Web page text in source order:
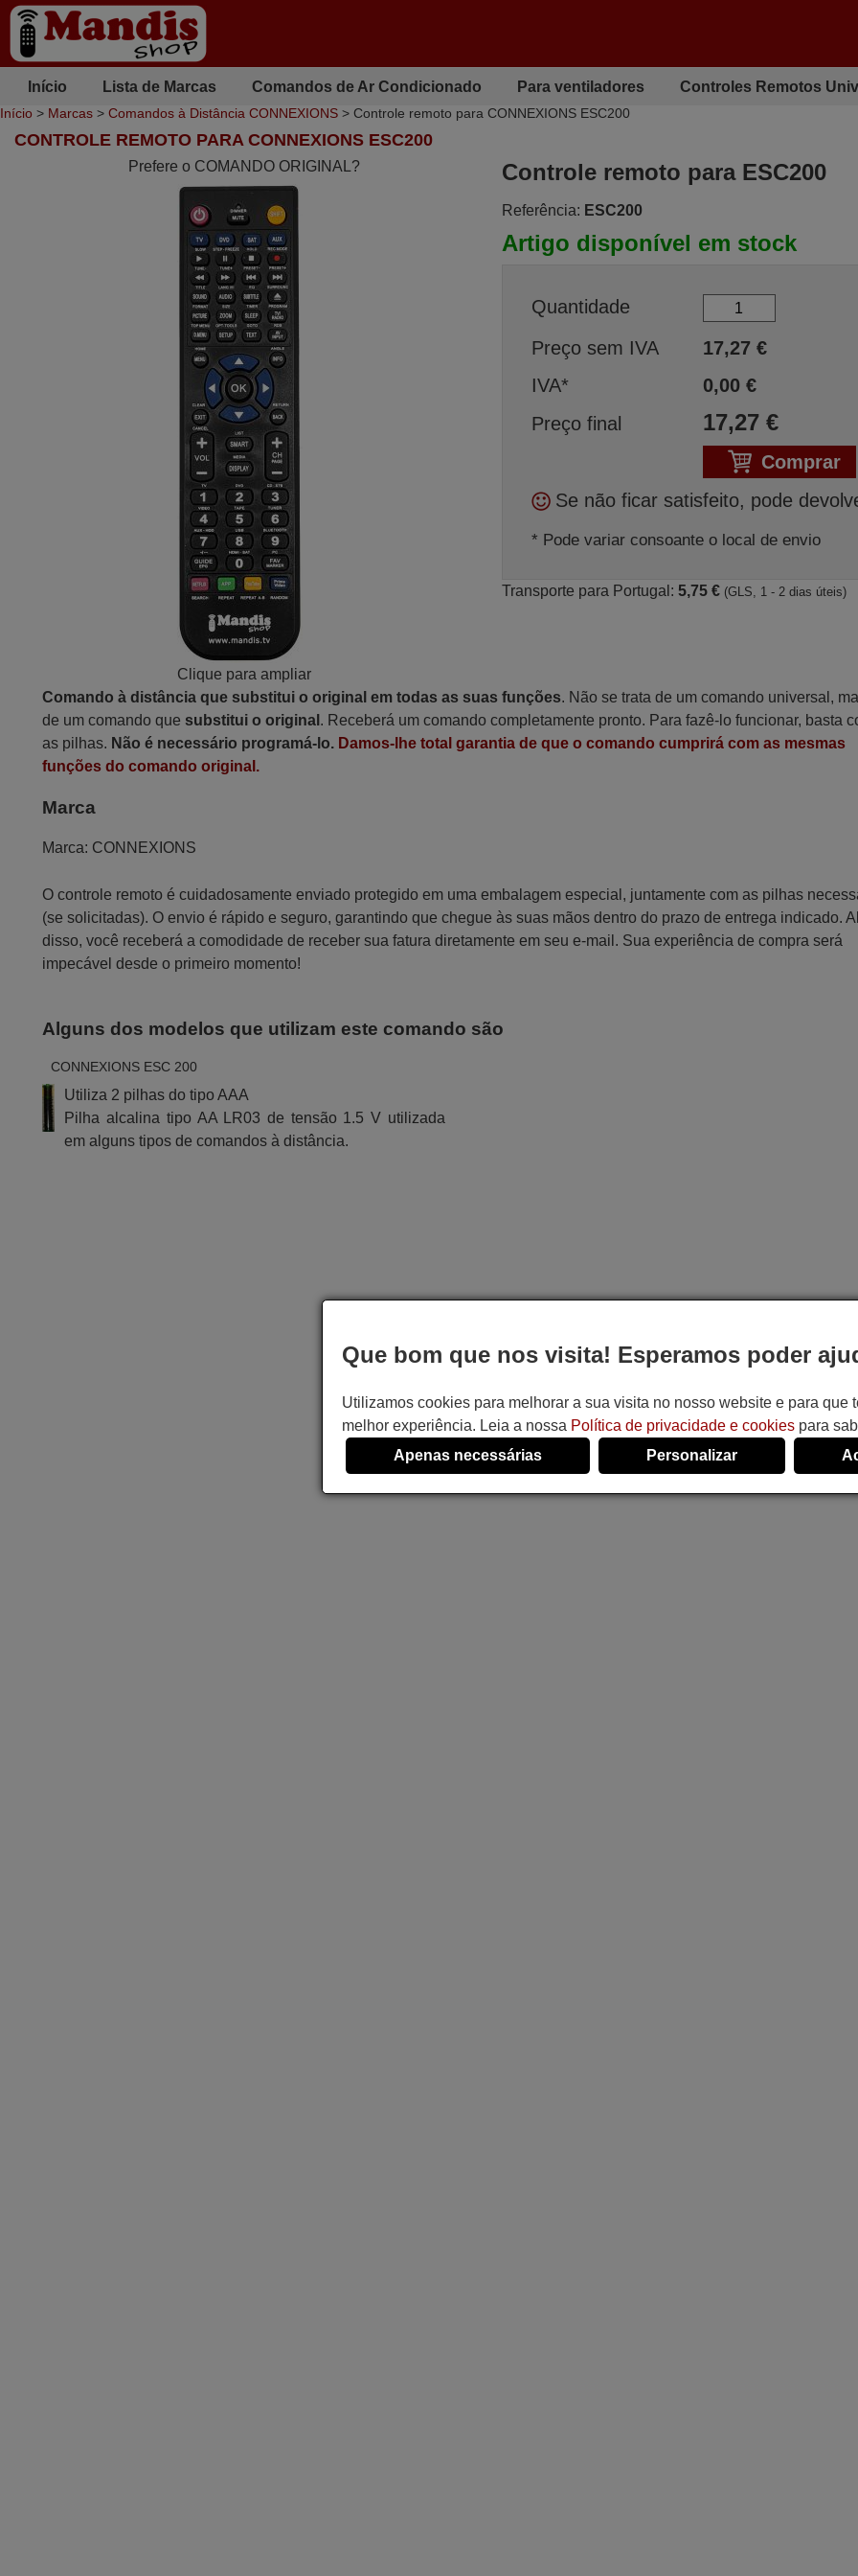
Início Lista de Marcas Comandos de Ar Condicionado Para ventiladores Controles Remotos
Início > Marcas > Comandos à Distância CONNEXIONS > Controle remoto para CONNEXIONS ESC200
CONTROLE REMOTO PARA CONNEXIONS ESC200
Prefere o COMANDO ORIGINAL?
Clique para ampliar
Controle remoto para ESC200
Referência: ESC200
Artigo disponível em stock
Quantidade
Preço sem IVA
17,27€
IVA*
0,00€
Preço final
17,27€
Comprar
Se não ficar satisfeito, pode
* Pode variar consoante o local de envio
Transporte para Portugal: 5,75 € (GLS, 1 - 2 dias úteis)
Comando à distância que substitui o original em todas as suas funções. Não se trata de um comando universal,
de um comando que substitui o original . Receberá um comando completamente pronto. Para fazê-lo funcionar, basta
as pilhas. Não é necessário programá-lo. Damos-lhe total garantia de que o comando cumprirá com as mesmas
funções do comando original.
Marca
Marca: CONNEXIONS
O controle remoto é cuidadosamente enviado protegido em uma embalagem especial, juntamente com as pilhas
(se solicitadas). O envio é rápido e seguro, garantindo que chegue às suas mãos dentro do prazo de entrega indicado.
disso, você receberá a comodidade de receber sua fatura diretamente em seu e-mail. Sua experiência de compra será
impecável desde o primeiro momento!
Alguns dos modelos que utilizam este comando são
CONNEXIONS ESC 200
Utiliza 2 pilhas do tipo AAA
Pilha alcalina tipo AA LR03 de tensão 1.5 V utilizada
em alguns tipos de comandos à distância.
Que bom que nos visita! Esperamos poder
Utilizamos cookies para melhorar a sua visita no nosso website e para que
melhor experiência. Leia a nossa Política de privacidade e cookies para
Apenas necessárias
Personalizar